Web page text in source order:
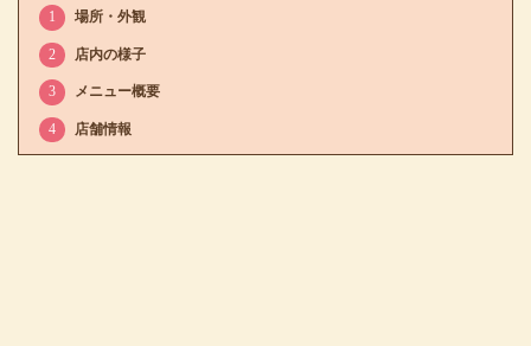
1 場所・外観
2 店内の様子
3 メニュー概要
4 店舗情報